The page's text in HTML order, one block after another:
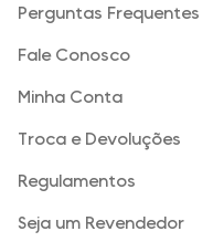
Perguntas Frequentes
Fale Conosco
Minha Conta
Troca e Devoluções
Regulamentos
Seja um Revendedor